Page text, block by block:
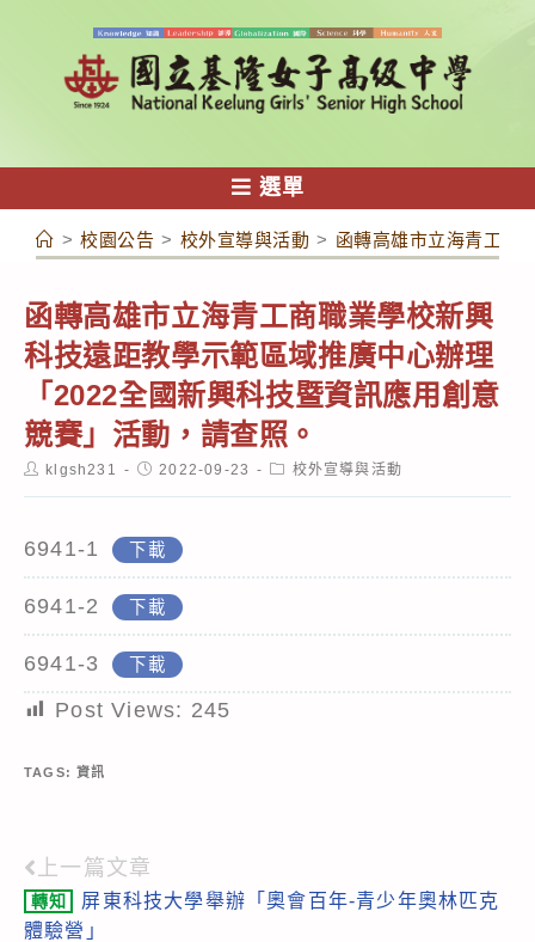
容
選單
> 校園公告 > 校外宣導與活動 > 函轉高雄市立海青工商
函轉高雄市立海青工商職業學校新興
科技遠距教學示範區域推廣中心辦理
「2022全國新興科技暨資訊應用創意
競賽」活動，請查照。
Postklgsh231
Post2022-09-23
Post校外宣導與活動
6941-1 下載
6941-2 下載
6941-3 下載
Post Views: 245
TAGS:資訊
Read
more
上一篇文章
轉知
屏東科技大學舉辦「奧會百年-青少年奧林匹克
體驗營」